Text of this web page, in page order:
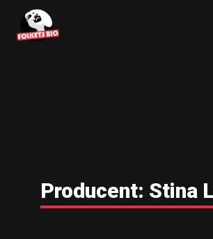
Producent: Stina